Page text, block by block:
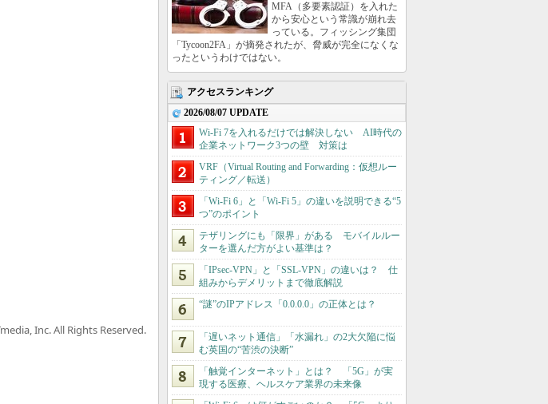
Inc. All Rights Reserved.
MFA（多要素認証）を入れた
から安心という常識が崩れ去
っている。フィッシング集団
「Tycoon2FA」が摘発されたが、脅威が完全になくな
ったというわけではない。
アクセスランキング
2026/08/07 UPDATE
Wi-Fi 7を入れるだけでは解決しない AI時代の
企業ネットワーク3つの壁 対策は
VRF（Virtual Routing and Forwarding：仮想ルー
ティング／転送）
「Wi-Fi 6」と「Wi-Fi 5」の違いを説明できる“5
つ”のポイント
テザリングにも「限界」がある モバイルルー
ターを選んだ方がよい基準は？
「IPsec-VPN」と「SSL-VPN」の違いは？ 仕
組みからデメリットまで徹底解説
“謎”のIPアドレス「0.0.0.0」の正体とは？
「遅いネット通信」「水漏れ」の2大欠陥に悩
む英国の“苦渋の決断”
「触覚インターネット」とは？ 「5G」が実
現する医療、ヘルスケア業界の未来像